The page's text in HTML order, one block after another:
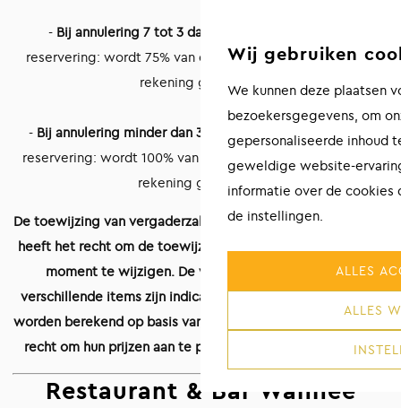
- Bij annulering 7 tot 3 dagen voorafgaand
reservering: wordt 75% van de gereserveerde waarde in
rekening gebracht.
- Bij annulering minder dan 3 dagen voorafgaand
aan de
reservering: wordt 100% van de gereserveerde waarde in
rekening gebracht.
De toewijzing van vergaderzalen is voorlopig en Notiz Hotel
heeft het recht om de toewijzing van vergaderzalen op elk
moment te wijzigen. De vermelde aantallen bij de
verschillende items zijn indicatie. De definitieve bedragen
worden berekend op basis van het verbruik. Notiz Hotel het
recht om hun prijzen aan te passen zonder kennisgeving.
Restaurant & Bar Wannee
Wij gebruiken
We kunnen deze plaatsen
bezoekersgegevens, om
gepersonaliseerde inhoud
geweldige website-
informatie over de
de instellingen.
ALLES
ALLES